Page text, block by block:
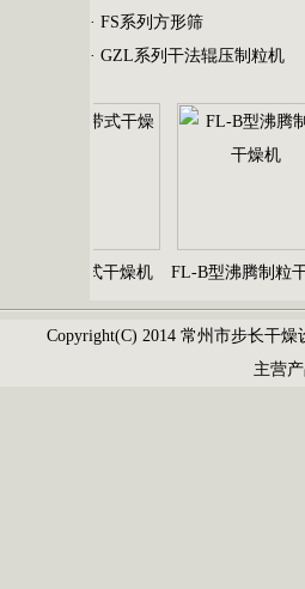
· FS系列方形筛
· GZL系列干法辊压制粒机
DW系列带式干燥机 FL-B型沸腾制粒干
Copyright(C) 2014 常州市步长干
主营